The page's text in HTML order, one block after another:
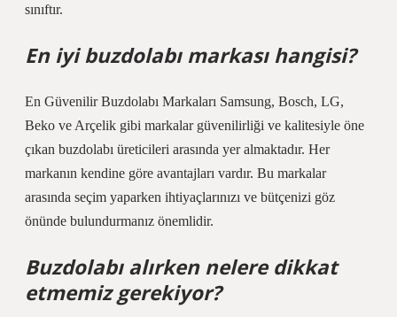
sınıftır.
En iyi buzdolabı markası hangisi?
En Güvenilir Buzdolabı Markaları Samsung, Bosch, LG,
Beko ve Arçelik gibi markalar güvenilirliği ve kalitesiyle öne
çıkan buzdolabı üreticileri arasında yer almaktadır. Her
markanın kendine göre avantajları vardır. Bu markalar
arasında seçim yaparken ihtiyaçlarınızı ve bütçenizi göz
önünde bulundurmanız önemlidir.
Buzdolabı alırken nelere dikkat
etmemiz gerekiyor?